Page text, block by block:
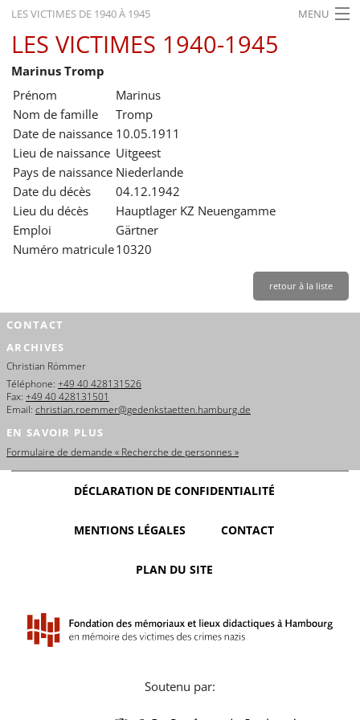
LES VICTIMES DE 1940 À 1945 MENU
ACCUEIL
ACTUALITÉS
EXPOSITIONS
HISTORIQUE
FORMATION
RECHERCHE
SERVICE
LES VICTIMES 1940-1945
Marinus Tromp
Prénom
Marinus
Nom de famille
Tromp
Date de naissance 10.05.1911
Lieu de naissance Uitgeest
Pays de naissance Niederlande
Date du décès
04.12.1942
Lieu du décès
Hauptlager KZ Neuengamme
Emploi
Gärtner
Numéro matricule10320
retour à la liste
CONTACT
ARCHIVES
Christian Römmer
Téléphone: +49 40 428131526
Fax: +49 40 428131501
Email: christian.roemmer@gedenkstaetten.hamburg.de
EN SAVOIR PLUS
Formulaire de demande « Recherche de personnes »
DÉCLARATION DE CONFIDENTIALITÉ
MENTIONS LÉGALES CONTACT
PLAN DU SITE
Soutenu par: